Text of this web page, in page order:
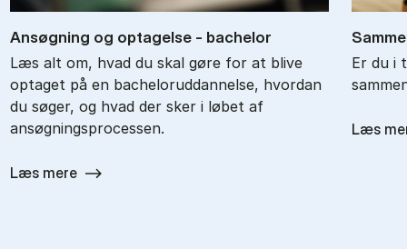
An­søg­ning og op­ta­gel­se - ba­chel­or
Læs alt om, hvad du skal gøre for at blive
optaget på en bacheloruddannelse, hvordan
du søger, og hvad der sker i løbet af
ansøgningsprocessen.
Læs mere
Er du i
Læs